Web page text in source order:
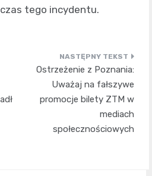
tego incydentu.
Ostrzeżenie z Poznania:
Uważaj na fałszywe
promocje bilety ZTM w
mediach
społecznościowych